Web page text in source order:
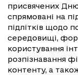
присвячених Дню
спрямовані на
підлітків щодо
середовищі,
користування
розпізнавання
контенту, а